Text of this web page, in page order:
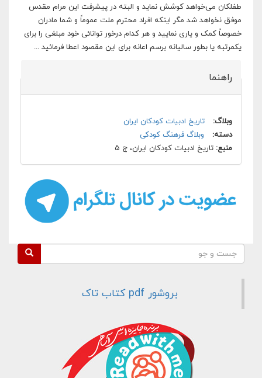
طفلکان می‌خواهد کوشش نماید و البته در پیشرفت این مرام مقدس
موفق نخواهد شد مگر اینکه افراد محترم ملت عموماً و شما مادران
خصوصاً کمک و یاری نمایید و هر کدام درخور توانائی خود مبلغی را برای
یکمرتبه یا بطور سالیانه برسم اعانه برای این مقصود اعطا فرمائید ...
راهنما
وبلاگ:
تاریخ ادبیات کودکان ایران
دسته:
وبلاگ فرهنگ کودکی
منبع: تاریخ ادبیات کودکان ایران، ج ۵
فرم جستجو
بروشور pdf کتاب تاک